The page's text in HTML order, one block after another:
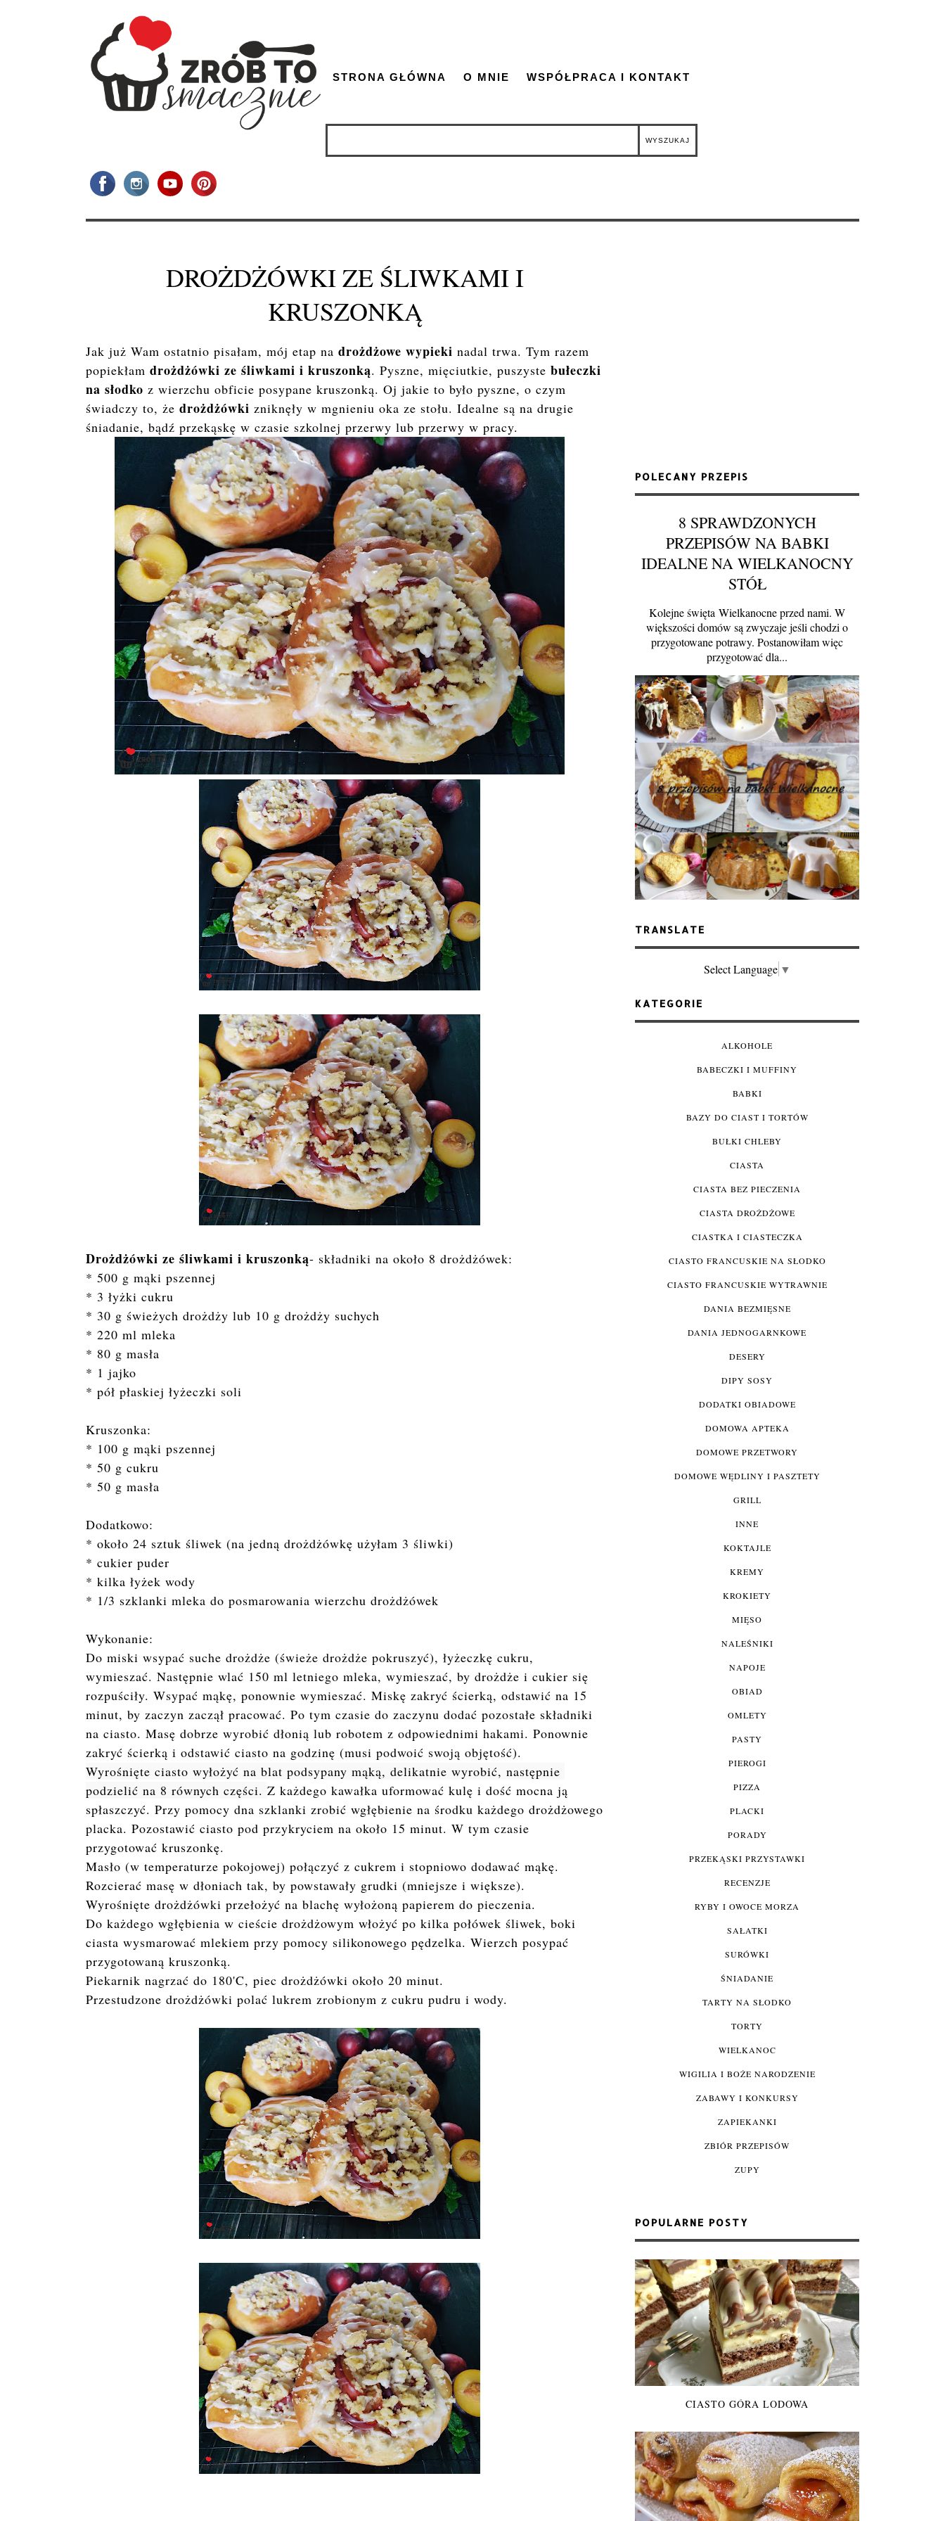
STRONA GŁÓWNA O MNIE WSPÓŁPRACA I KONTAKT
DROŻDŻÓWKI ZE ŚLIWKAMI I
KRUSZONKĄ
Jak już Wam ostatnio pisałam, mój etap na drożdżowe wypieki nadal trwa. Tym razem
popiekłam drożdżówki ze śliwkami i kruszonką. Pyszne, mięciutkie, puszyste bułeczki
na słodko z wierzchu obficie posypane kruszonką. Oj jakie to było pyszne, o czym
świadczy to, że drożdżówki zniknęły w mgnieniu oka ze stołu. Idealne są na drugie
śniadanie, bądź przekąskę w czasie szkolnej przerwy lub przerwy w pracy.
Drożdżówki ze śliwkami i kruszonką- składniki na około 8 drożdżówek:
* 500 g mąki pszennej
* 3 łyżki cukru
* 30 g świeżych drożdży lub 10 g drożdży suchych
* 220 ml mleka
* 80 g masła
* 1 jajko
* pół płaskiej łyżeczki soli
Kruszonka:
* 100 g mąki pszennej
* 50 g cukru
* 50 g masła
Dodatkowo:
* około 24 sztuk śliwek (na jedną drożdżówkę użyłam 3 śliwki)
* cukier puder
* kilka łyżek wody
* 1/3 szklanki mleka do posmarowania wierzchu drożdżówek
Wykonanie:
Do miski wsypać suche drożdże (świeże drożdże pokruszyć), łyżeczkę cukru,
wymieszać. Następnie wlać 150 ml letniego mleka, wymieszać, by drożdże i cukier się
rozpuściły. Wsypać mąkę, ponownie wymieszać. Miskę zakryć ścierką, odstawić na 15
minut, by zaczyn zaczął pracować. Po tym czasie do zaczynu dodać pozostałe składniki
na ciasto. Masę dobrze wyrobić dłonią lub robotem z odpowiednimi hakami. Ponownie
zakryć ścierką i odstawić ciasto na godzinę (musi podwoić swoją objętość).
Wyrośnięte ciasto wyłożyć na blat podsypany mąką, delikatnie wyrobić, następnie
podzielić na 8 równych części. Z każdego kawałka uformować kulę i dość mocna ją
spłaszczyć. Przy pomocy dna szklanki zrobić wgłębienie na środku każdego drożdżowego
placka. Pozostawić ciasto pod przykryciem na około 15 minut. W tym czasie
przygotować kruszonkę.
Masło (w temperaturze pokojowej) połączyć z cukrem i stopniowo dodawać mąkę.
Rozcierać masę w dłoniach tak, by powstawały grudki (mniejsze i większe).
Wyrośnięte drożdżówki przełożyć na blachę wyłożoną papierem do pieczenia.
Do każdego wgłębienia w cieście drożdżowym włożyć po kilka połówek śliwek, boki
ciasta wysmarować mlekiem przy pomocy silikonowego pędzelka. Wierzch posypać
przygotowaną kruszonką.
Piekarnik nagrzać do 180'C, piec drożdżówki około 20 minut.
Przestudzone drożdżówki polać lukrem zrobionym z cukru pudru i wody.
POLECANY PRZEPIS
8 SPRAWDZONYCH
PRZEPISÓW NA BABKI
IDEALNE NA WIELKANOCNY
STÓŁ
Kolejne święta Wielkanocne przed nami. W
większości domów są zwyczaje jeśli chodzi o
przygotowane potrawy. Postanowiłam więc
przygotować dla...
TRANSLATE
Select Language ▼
KATEGORIE
ALKOHOLE
BABECZKI I MUFFINY
BABKI
BAZY DO CIAST I TORTÓW
BUŁKI CHLEBY
CIASTA
CIASTA BEZ PIECZENIA
CIASTA DROŻDŻOWE
CIASTKA I CIASTECZKA
CIASTO FRANCUSKIE NA SŁODKO
CIASTO FRANCUSKIE WYTRAWNIE
DANIA BEZMIĘSNE
DANIA JEDNOGARNKOWE
DESERY
DIPY SOSY
DODATKI OBIADOWE
DOMOWA APTEKA
DOMOWE PRZETWORY
DOMOWE WĘDLINY I PASZTETY
GRILL
INNE
KOKTAJLE
KREMY
KROKIETY
MIĘSO
NALEŚNIKI
NAPOJE
OBIAD
OMLETY
PASTY
PIEROGI
PIZZA
PLACKI
PORADY
PRZEKĄSKI PRZYSTAWKI
RECENZJE
RYBY I OWOCE MORZA
SAŁATKI
SURÓWKI
ŚNIADANIE
TARTY NA SŁODKO
TORTY
WIELKANOC
WIGILIA I BOŻE NARODZENIE
ZABAWY I KONKURSY
ZAPIEKANKI
ZBIÓR PRZEPISÓW
ZUPY
POPULARNE POSTY
CIASTO GÓRA LODOWA